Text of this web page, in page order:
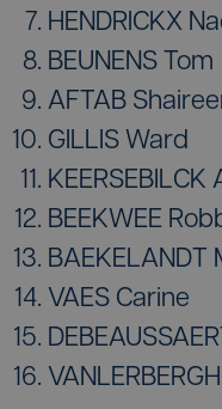
HENDRICKX
BEUNENS Tom
AFTAB
GILLIS Ward
KEERSEBILCK
BEEKWEE
BAEKELANDT
VAES Carine